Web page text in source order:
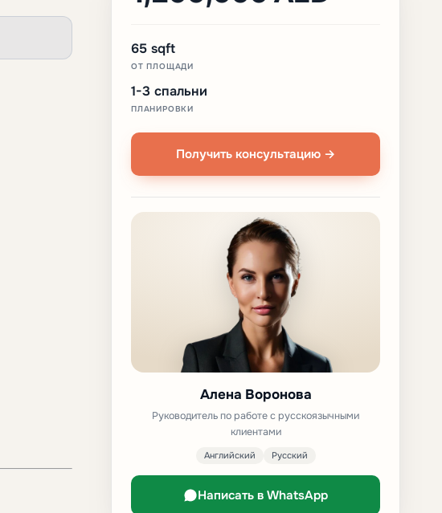
65 sqft
ОТ ПЛОЩАДИ
1-3 спальни
ПЛАНИРОВКИ
Получить консультацию →
Алена Воронова
Руководитель по работе с русскоязычными
клиентами
Английский Русский
Написать в WhatsApp